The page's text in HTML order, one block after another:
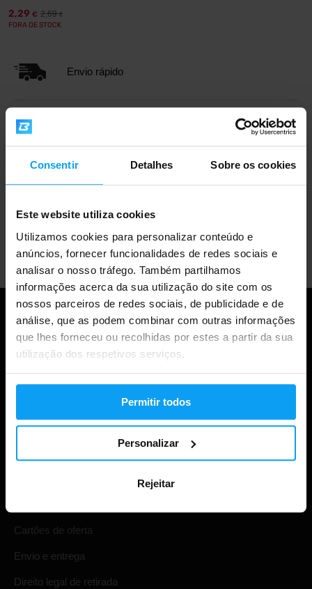
Consentir Detalhes Sobre os cookies
Este website utiliza cookies
Utilizamos cookies para personalizar conteúdo e
anúncios, fornecer funcionalidades de redes sociais e
analisar o nosso tráfego. Também partilhamos
informações acerca da sua utilização do site com os
nossos parceiros de redes sociais, de publicidade e de
análise, que as podem combinar com outras informações
que lhes forneceu ou recolhidas por estes a partir da sua
utilização dos respetivos serviços.
Permitir todos
Personalizar
Rejeitar
2,29 € 2,69€
FORA DE STOCK
Envio rápido
Mais de 1.000.000 de clientes
Apoio ao cliente profissional
Acompanha a tua encomenda
Cartões de oferta
Envio e entrega
Direito legal de retirada